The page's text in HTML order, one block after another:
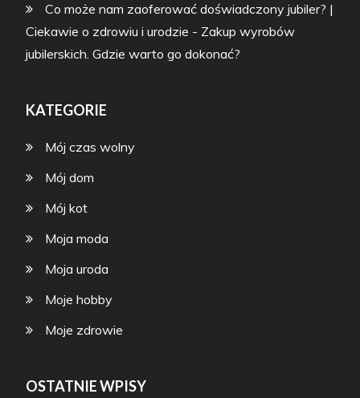
Co może nam zaoferować doświadczony jubiler? |
Ciekawie o zdrowiu i urodzie - Zakup wyrobów
jubilerskich. Gdzie warto go dokonać?
KATEGORIE
Mój czas wolny
Mój dom
Mój kot
Moja moda
Moja uroda
Moje hobby
Moje zdrowie
OSTATNIE WPISY